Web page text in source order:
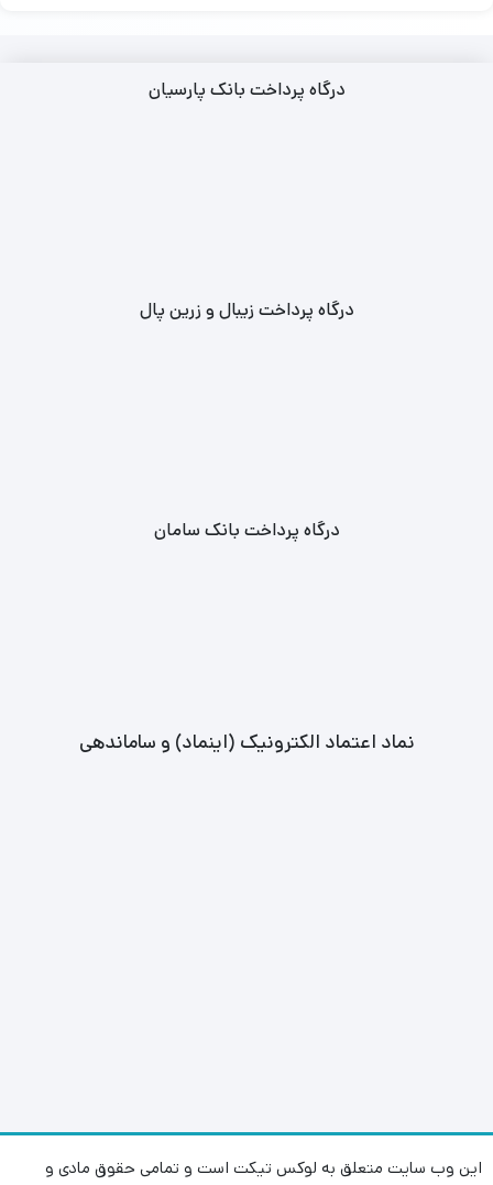
درگاه پرداخت بانک پارسیان
درگاه پرداخت زیبال و زرین پال
درگاه پرداخت بانک سامان
نماد اعتماد الکترونیک (اینماد) و ساماندهی
این وب سایت متعلق به لوکس تیکت است و تمامی حقوق مادی و